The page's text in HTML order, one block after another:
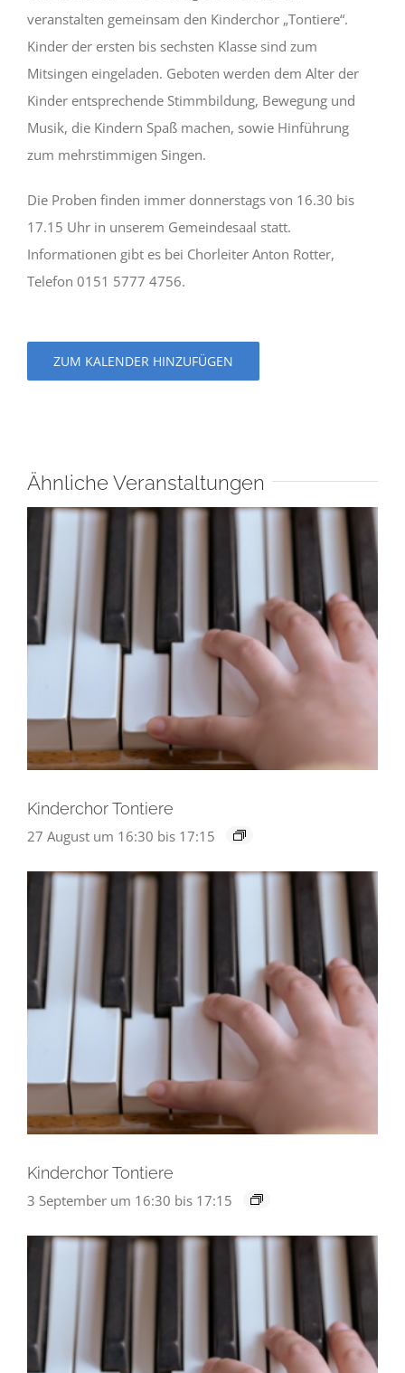
veranstalten gemeinsam den Kinderchor „Tontiere“.
Kinder der ersten bis sechsten Klasse sind zum
Mitsingen eingeladen. Geboten werden dem Alter der
Kinder entsprechende Stimmbildung, Bewegung und
Musik, die Kindern Spaß machen, sowie Hinführung
zum mehrstimmigen Singen.
Die Proben finden immer donnerstags von 16.30 bis
17.15 Uhr in unserem Gemeindesaal statt.
Informationen gibt es bei Chorleiter Anton Rotter,
Telefon 0151 5777 4756.
ZUM KALENDER HINZUFÜGEN
Ähnliche Veranstaltungen
Kinderchor Tontiere
27 August um 16:30 bis 17:15
Kinderchor Tontiere
3 September um 16:30 bis 17:15